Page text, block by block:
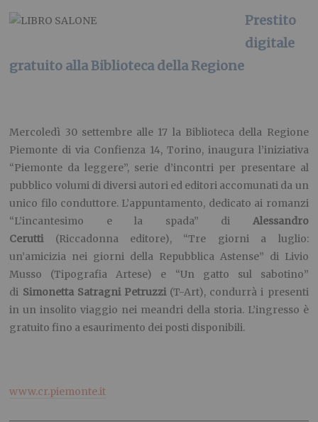
Prestito
digitale
gratuito alla Biblioteca della Regione
Mercoledì 30 settembre alle 17 la Biblioteca della Regione
Piemonte di via Confienza 14, Torino, inaugura l’iniziativa
“Piemonte da leggere”, serie d’incontri per presentare al
pubblico volumi di diversi autori ed editori accomunati da un
unico filo conduttore. L’appuntamento, dedicato ai romanzi
“L’incantesimo e la spada” di Alessandro
Cerutti(Riccadonna editore), “Tre giorni a luglio:
un’amicizia nei giorni della Repubblica Astense” di Livio
Musso (Tipografia Artese) e “Un gatto sul sabotino”
di Simonetta Satragni Petruzzi (T-Art), condurrà i presenti
in un insolito viaggio nei meandri della storia. L’ingresso è
gratuito fino a esaurimento dei posti disponibili.
www.cr.piemonte.it